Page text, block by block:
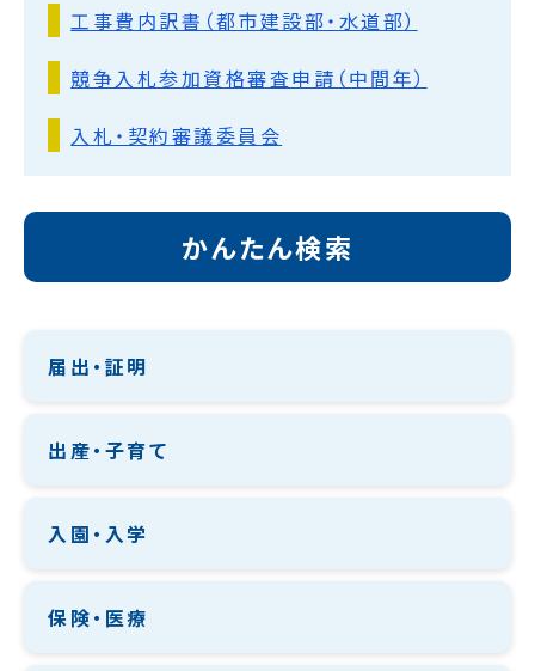
工事費内訳書（都市建設部・水道部）
競争入札参加資格審査申請（中間年）
入札・契約審議委員会
かんたん検索
届出・証明
出産・子育て
入園・入学
保険・医療